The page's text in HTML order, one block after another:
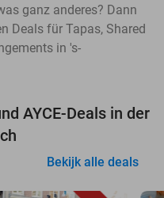
ganz anderes? Dann
Deals für Tapas, Shared
in 's-
AYCE-Deals in der
Bekijk alle deals